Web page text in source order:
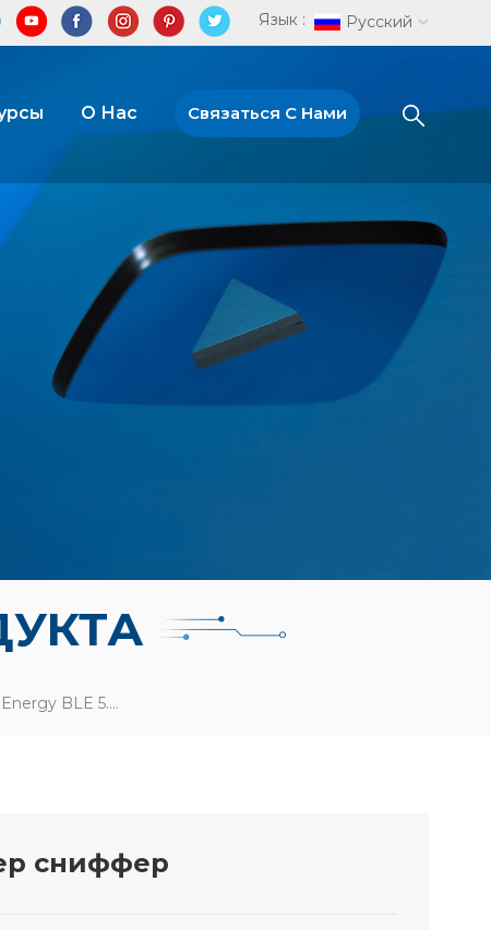
Язык : Русский
О Нас Связаться С Нами
NRF Connect RF-Star Low Energy BLE 5.0 NRF52832 USB-Адаптер Сниффер
сниффер